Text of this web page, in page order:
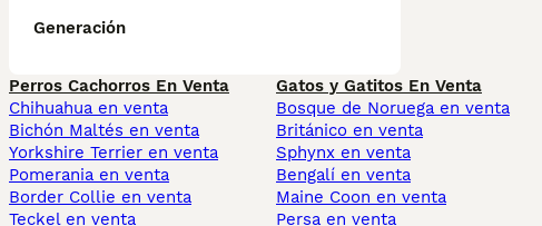
Generación
Perros Cachorros En Venta
Chihuahua en venta
Bichón Maltés en venta
Yorkshire Terrier en venta
Pomerania en venta
Border Collie en venta
Teckel en venta
Gatos y Gatitos En Venta
Bosque de Noruega en venta
Británico en venta
Sphynx en venta
Bengalí en venta
Maine Coon en venta
Persa en venta